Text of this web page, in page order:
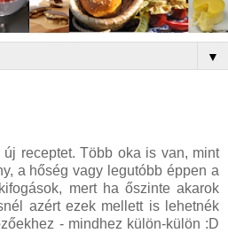
▼
új receptet. Több oka is van, mint
a hőség vagy legutóbb éppen a
mert ha őszinte akarok
azért ezek mellett is lehetnék
- mindhez külön-külön :D